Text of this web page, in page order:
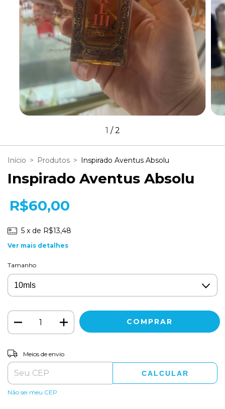
1 /2
Início > Produtos > Inspirado Aventus Absolu
Inspirado Aventus Absolu
R$60,00
5 x de R$13,48
Ver mais detalhes
Tamanho
Entregas para o CEP:
Meios de envio
CALCULAR
Não sei meu CEP